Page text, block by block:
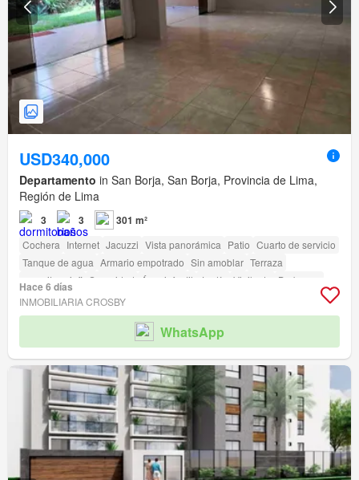
USD340,000
Departamento in San Borja, San Borja, Provincia de Lima,
Región de Lima
3 3 301 m²
Cochera Internet Jacuzzi Vista panorámica Patio Cuarto de servicio
Tanque de agua Armario empotrado Sin amoblar Terraza
amenity_wi_fi Seguridad Área infantil Jardín Vigilante
Barbacoa
Caseta de vigilancia
Hace 6 días
INMOBILIARIA CROSBY
WhatsApp